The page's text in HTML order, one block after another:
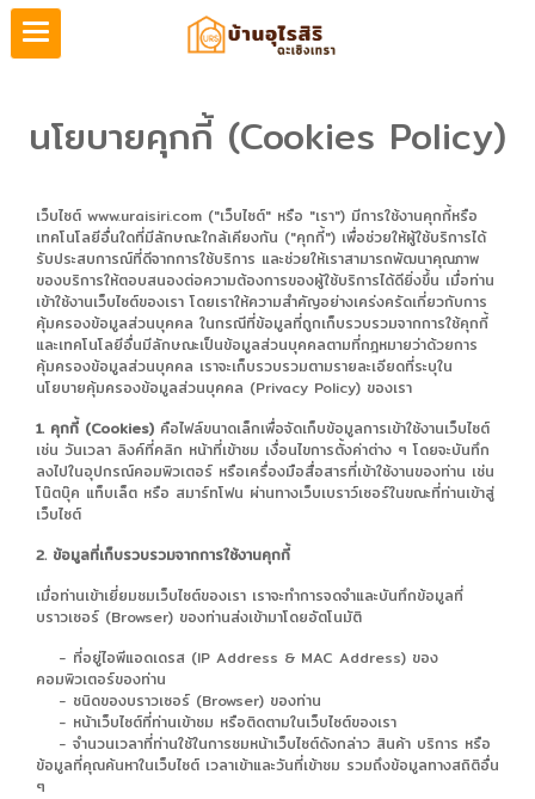
นโยบายคุกกี้ (Cookies Policy)
เว็บไซต์ www.uraisiri.com ("เว็บไซต์" หรือ "เรา") มีการใช้งานคุกกี้หรือ
เทคโนโลยีอื่นใดที่มีลักษณะใกล้เคียงกัน ("คุกกี้") เพื่อช่วยให้ผู้ใช้บริการได้
รับประสบการณ์ที่ดีจากการใช้บริการ และช่วยให้เราสามารถพัฒนาคุณภาพ
ของบริการให้ตอบสนองต่อความต้องการของผู้ใช้บริการได้ดียิ่งขึ้น เมื่อท่าน
เข้าใช้งานเว็บไซต์ของเรา โดยเราให้ความสำคัญอย่างเคร่งครัดเกี่ยวกับการ
คุ้มครองข้อมูลส่วนบุคคล ในกรณีที่ข้อมูลที่ถูกเก็บรวบรวมจากการใช้คุกกี้
และเทคโนโลยีอื่นมีลักษณะเป็นข้อมูลส่วนบุคคลตามที่กฎหมายว่าด้วยการ
คุ้มครองข้อมูลส่วนบุคคล เราจะเก็บรวบรวมตามรายละเอียดที่ระบุใน
นโยบายคุ้มครองข้อมูลส่วนบุคคล (Privacy Policy) ของเรา
1. คุกกี้ (Cookies) คือไฟล์ขนาดเล็กเพื่อจัดเก็บข้อมูลการเข้าใช้งานเว็บไซต์
เช่น วันเวลา ลิงค์ที่คลิก หน้าที่เข้าชม เงื่อนไขการตั้งค่าต่าง ๆ โดยจะบันทึก
ลงไปในอุปกรณ์คอมพิวเตอร์ หรือเครื่องมือสื่อสารที่เข้าใช้งานของท่าน เช่น
โน๊ตบุ๊ค แท็บเล็ต หรือ สมาร์ทโฟน ผ่านทางเว็บเบราว์เซอร์ในขณะที่ท่านเข้าสู่
เว็บไซต์
2. ข้อมูลที่เก็บรวบรวมจากการใช้งานคุกกี้
เมื่อท่านเข้าเยี่ยมชมเว็บไซต์ของเรา เราจะทำการจดจำและบันทึกข้อมูลที่
บราวเซอร์ (Browser) ของท่านส่งเข้ามาโดยอัตโนมัติ
- ที่อยู่ไอพีแอดเดรส (IP Address & MAC Address) ของ
คอมพิวเตอร์ของท่าน
- ชนิดของบราวเซอร์ (Browser) ของท่าน
- หน้าเว็บไซต์ที่ท่านเข้าชม หรือติดตามในเว็บไซต์ของเรา
- จำนวนเวลาที่ท่านใช้ในการชมหน้าเว็บไซต์ดังกล่าว สินค้า บริการ หรือ
ข้อมูลที่คุณค้นหาในเว็บไซต์ เวลาเข้าและวันที่เข้าชม รวมถึงข้อมูลทางสถิติอื่น
ๆ